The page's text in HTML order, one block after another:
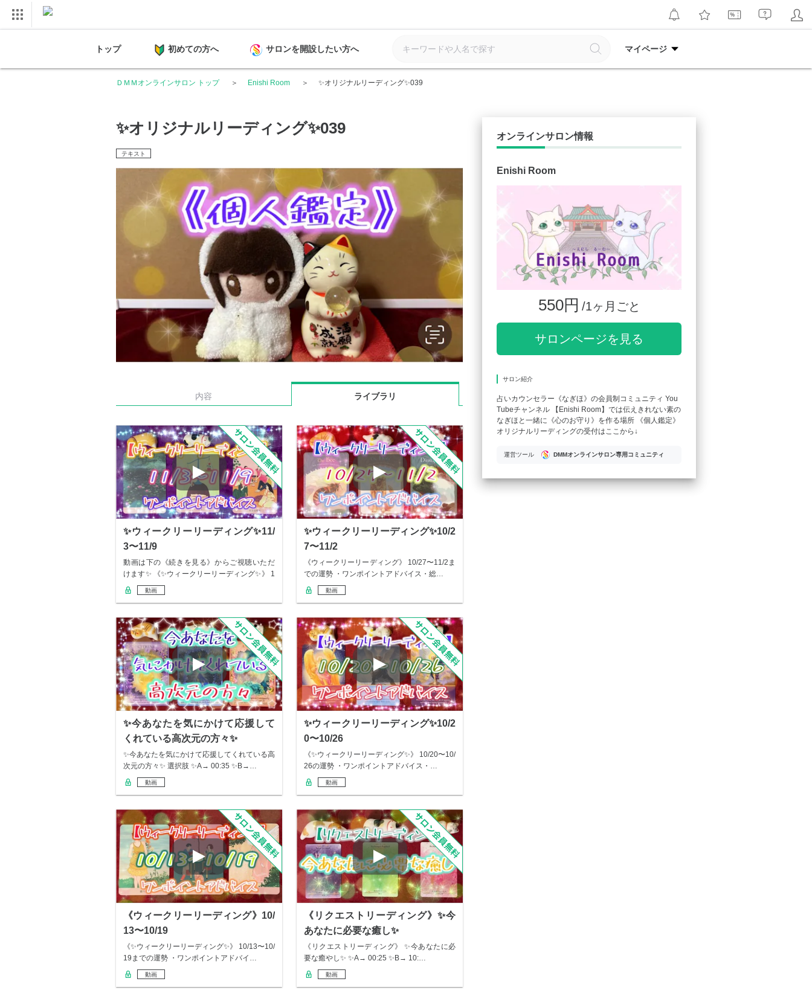
トップ 初めての方へ サロンを開設したい方へ マイページ
ＤＭＭオンラインサロン トップ Enishi Room ✨オリジナルリーディング✨039
✨オリジナルリーディング✨039
テキスト
内容 ライブラリ
✨ウィークリーリーディング✨11/
3〜11/9
動画は下の《続きを見る》からご視聴いただ
けます✨ 《✨ウィークリーリーディング✨》 1
1/…
動画
✨ウィークリーリーディング✨10/2
7〜11/2
《ウィークリーリーディング》 10/27〜11/2ま
での運勢 ・ワンポイントアドバイス・総…
動画
✨今あなたを気にかけて応援して
くれている高次元の方々✨
✨今あなたを気にかけて応援してくれている高
次元の方々✨ 選択肢 ✨A→ 00:35 ✨B→…
動画
✨ウィークリーリーディング✨10/2
0〜10/26
《✨ウィークリーリーディング✨》 10/20〜10/
26の運勢 ・ワンポイントアドバイス・…
動画
《ウィークリーリーディング》10/
13〜10/19
《✨ウィークリーリーディング✨》 10/13〜10/
19までの運勢 ・ワンポイントアドバイ…
動画
《リクエストリーディング》✨今
あなたに必要な癒し✨
《リクエストリーディング》 ✨今あなたに必
要な癒やし✨ ✨A→ 00:25 ✨B→ 10:…
動画
オンラインサロン情報
Enishi Room
550円 /1ヶ月ごと
サロンページを見る
サロン紹介
占いカウンセラー《なぎほ》の会員制コミュニティ You
Tubeチャンネル 【Enishi Room】では伝えきれない素の
なぎほと一緒に《心のお守り》を作る場所 《個人鑑定》
オリジナルリーディングの受付はここから↓
運営ツール DMMオンラインサロン専用コミュニティ